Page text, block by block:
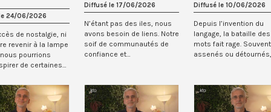
24/06/2026
de nostalgie, ni
revenir à la lampe
pourrions
de certaines
Diffusé le 17/06/2026
N’étant pas des iles, nous
avons besoin de liens. Notre
soif de communautés de
confiance et
Diffusé le 10/06/2026
Depuis l’invention du
langage, la bataille des
mots fait rage. Souvent
assenés ou